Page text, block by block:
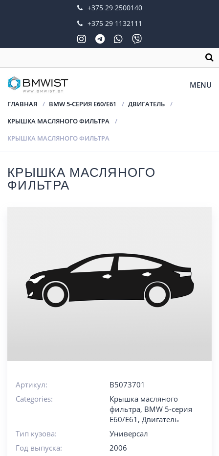
+375 29 2500140
+375 29 1132111
MENU
ГЛАВНАЯ BMW 5-СЕРИЯ E60/E61
ДВИГАТЕЛЬ
КРЫШКА МАСЛЯНОГО ФИЛЬТРА
КРЫШКА МАСЛЯНОГО ФИЛЬТРА
КРЫШКА МАСЛЯНОГО
ФИЛЬТРА
Артикул:
B5073701
Categories:
Крышка масляного
фильтра, BMW 5-серия
E60/E61 , Двигатель
Тип кузова:
Универсал
Год выпуска:
2006